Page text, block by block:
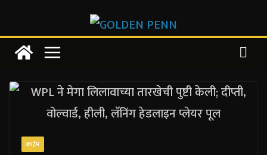
to
content
क्राईम